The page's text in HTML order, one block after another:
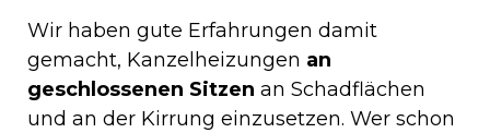
Wir haben gute Erfahrungen damit
gemacht, Kanzelheizungen an
geschlossenen Sitzen an Schadflächen
und an der Kirrung einzusetzen. Wer schon